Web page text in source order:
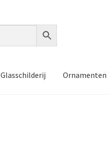
Glasschilderij Ornamenten